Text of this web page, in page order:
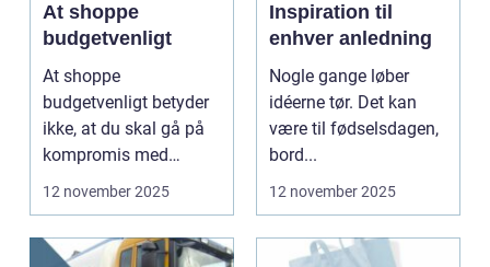
At shoppe
budgetvenligt
At shoppe
budgetvenligt betyder
ikke, at du skal gå på
kompromis med
kvalitet eller stil...
12 november 2025
Inspiration til
enhver anledning
Nogle gange løber
idéerne tør. Det kan
være til fødselsdagen,
bord...
12 november 2025